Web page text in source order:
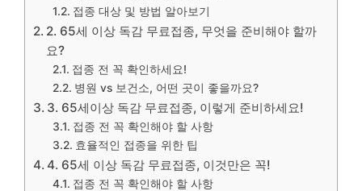
접종 대상 및 방법 알아보기
2. 65세 이상 독감 무료접종, 무엇을 준비해야 할까
요?
접종 전 꼭 확인하세요!
병원 vs 보건소, 어떤 곳이 좋을까요?
3. 65세이상 독감 무료접종, 이렇게 준비하세요!
접종 전 꼭 확인해야 할 사항
효율적인 접종을 위한 팁
4. 65세 이상 독감 무료접종, 이것만은 꼭!
접종 전 꼭 확인해야 할 사항